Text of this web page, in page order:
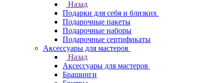
Назад
Подарки для себя и близких
Подарочные пакеты
Подарочные наборы
Подарочные сертификаты
Аксессуары для мастеров
Назад
Аксессуары для мастеров
Брашинги